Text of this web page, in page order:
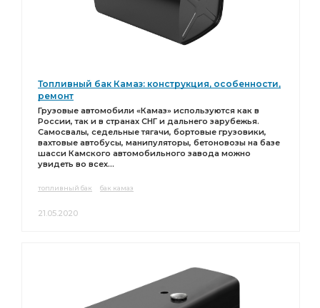
Топливный бак Камаз: конструкция, особенности,
ремонт
Грузовые автомобили «Камаз» используются как в
России, так и в странах СНГ и дальнего зарубежья.
Самосвалы, седельные тягачи, бортовые грузовики,
вахтовые автобусы, манипуляторы, бетоновозы на базе
шасси Камского автомобильного завода можно
увидеть во всех...
топливный бак бак камаз
21.05.2020